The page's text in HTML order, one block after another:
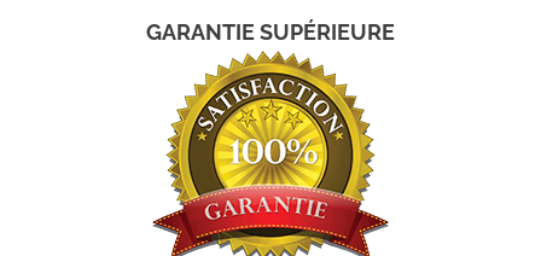
GARANTIE SUPÉRIEURE